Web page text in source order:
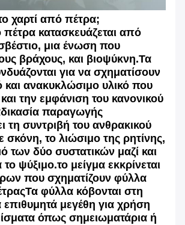
χαρτί από πέτρα;
πέτρα κατασκευάζεται από
μια ένωση που
βράχους, και βιοψύκνη.Τα
για να σχηματίσουν
και ανακυκλώσιμο υλικό που
την εμφάνιση του κανονικού
παραγωγής
τη συντριβή του ανθρακικού
σκόνη, το λιώσιμο της ρητίνης,
των δύο συστατικών μαζί και
ψύξιμο.το μείγμα εκκρίνεται
που σχηματίζουν φύλλα
φύλλα κόβονται στη
επιθυμητά μεγέθη για χρήση
όπως σημειωματάρια ή